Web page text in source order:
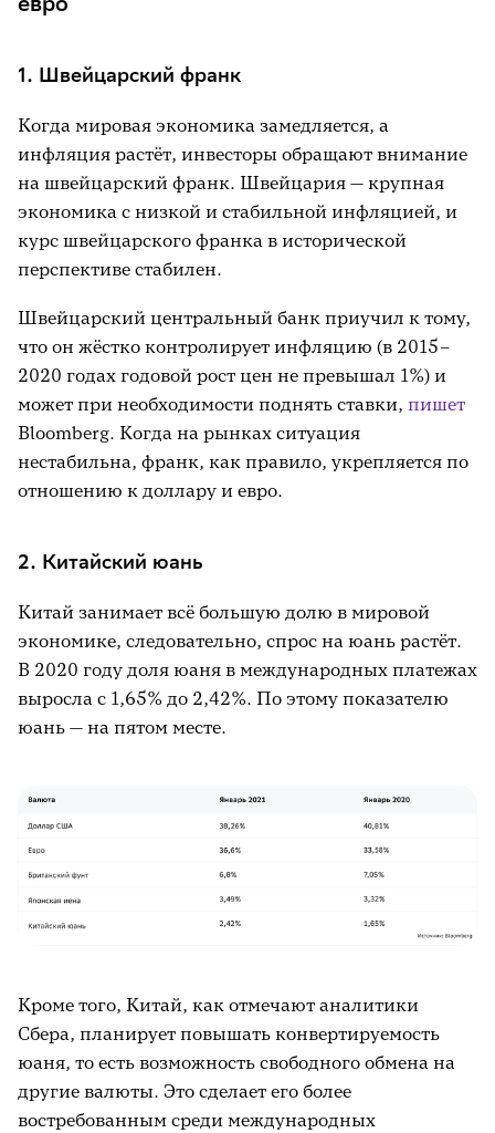
1. Швейцарский франк
Когда мировая экономика замедляется, а
инфляция растёт, инвесторы обращают внимание
на швейцарский франк. Швейцария — крупная
экономика с низкой и стабильной инфляцией, и
курс швейцарского франка в исторической
перспективе стабилен.
Швейцарский центральный банк приучил к тому,
что он жёстко контролирует инфляцию (в 2015–
2020 годах годовой рост цен не превышал 1%) и
может при необходимости поднять ставки, пишет
Bloomberg. Когда на рынках ситуация
нестабильна, франк, как правило, укрепляется по
отношению к доллару и евро.
2. Китайский юань
Китай занимает всё большую долю в мировой
экономике, следовательно, спрос на юань растёт.
В 2020 году доля юаня в международных платежах
выросла с 1,65% до 2,42%. По этому показателю
юань — на пятом месте.
Кроме того, Китай, как отмечают аналитики
Сбера, планирует повышать конвертируемость
юаня, то есть возможность свободного обмена на
другие валюты. Это сделает его более
востребованным среди международных